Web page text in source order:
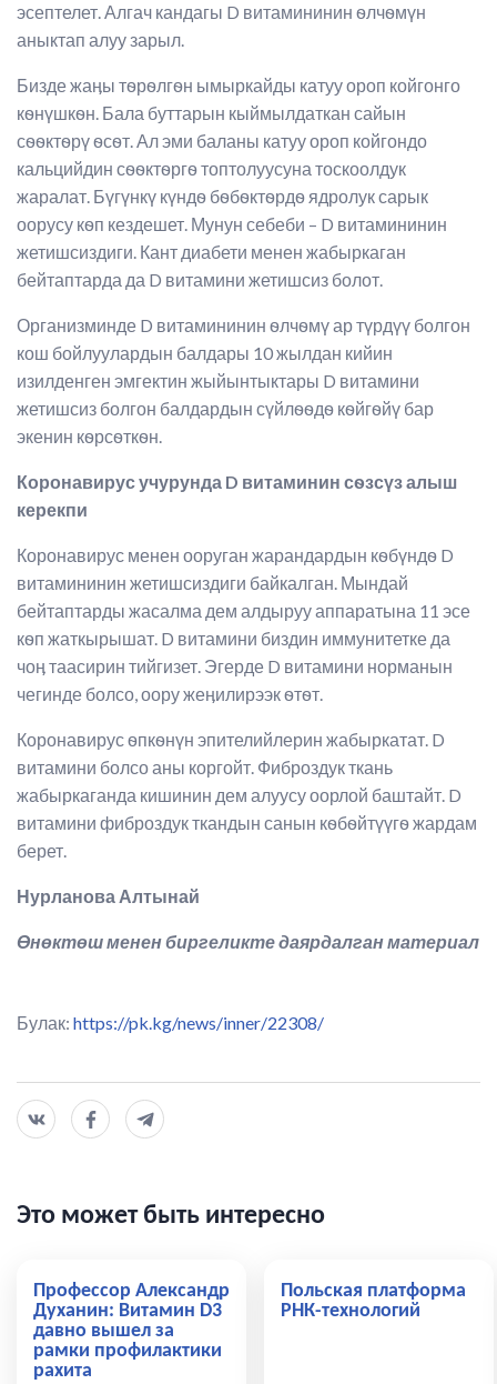
эсептелет. Алгач кандагы D витамининин ѳлчѳмүн
аныктап алуу зарыл.
Бизде жаӊы тѳрѳлгѳн ымыркайды катуу ороп койгонго
кѳнүшкѳн. Бала буттарын кыймылдаткан сайын
сѳѳктѳрү ѳсѳт. Ал эми баланы катуу ороп койгондо
кальцийдин сѳѳктѳргѳ топтолуусуна тоскоолдук
жаралат. Бүгүнкү күндѳ бѳбѳктѳрдѳ ядролук сарык
оорусу кѳп кездешет. Мунун себеби – D витамининин
жетишсиздиги. Кант диабети менен жабыркаган
бейтаптарда да D витамини жетишсиз болот.
Организминде D витамининин ѳлчѳмү ар түрдүү болгон
кош бойлуулардын балдары 10 жылдан кийин
изилденген эмгектин жыйынтыктары D витамини
жетишсиз болгон балдардын сүйлѳѳдѳ кѳйгѳйү бар
экенин кѳрсѳткѳн.
Коронавирус учурунда D витаминин сѳзсүз алыш
керекпи
Коронавирус менен ооруган жарандардын кѳбүндѳ D
витамининин жетишсиздиги байкалган. Мындай
бейтаптарды жасалма дем алдыруу аппаратына 11 эсе
кѳп жаткырышат. D витамини биздин иммунитетке да
чоӊ таасирин тийгизет. Эгерде D витамини норманын
чегинде болсо, оору жеӊилирээк ѳтѳт.
Коронавирус ѳпкѳнүн эпителийлерин жабыркатат. D
витамини болсо аны коргойт. Фиброздук ткань
жабыркаганда кишинин дем алуусу оорлой баштайт. D
витамини фиброздук ткандын санын кѳбѳйтүүгѳ жардам
берет.
Нурланова Алтынай
Өнөктөш менен биргеликте даярдалган материал
Булак: https://pk.kg/news/inner/22308/
Это может быть интересно
Профессор Александр
Духанин: Витамин D3
давно вышел за
рамки профилактики
рахита
Польская платформа
РНК-технологий